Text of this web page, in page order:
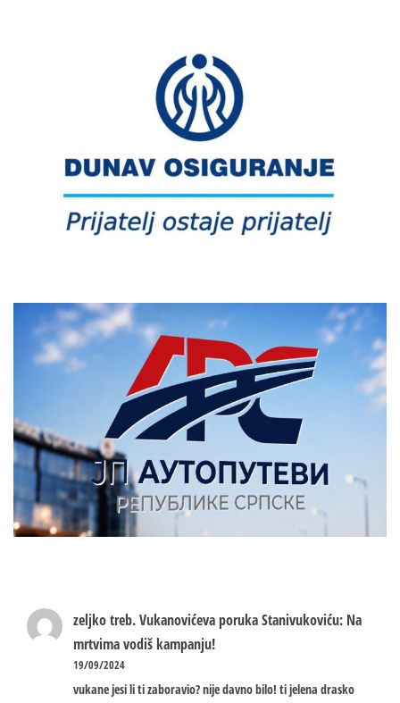
zeljko treb.Vukanovićeva poruka Stanivukoviću: Na
mrtvima vodiš kampanju!
19/09/2024
vukane jesi li ti zaboravio? nije davno bilo! ti jelena drasko